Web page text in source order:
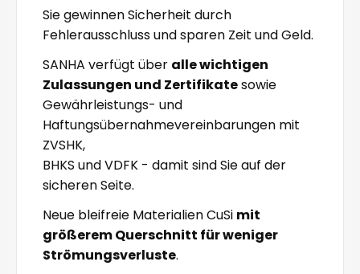
Sie gewinnen Sicherheit durch
Fehlerausschluss und sparen Zeit und Geld.
SANHA verfügt über alle wichtigen
Zulassungen und Zertifikatesowie
Gewährleistungs- und
Haftungsübernahmevereinbarungen mit
ZVSHK,
BHKS und VDFK - damit sind Sie auf der
sicheren Seite.
Neue bleifreie Materialien CuSi mit
größerem Querschnitt für weniger
Strömungsverluste.